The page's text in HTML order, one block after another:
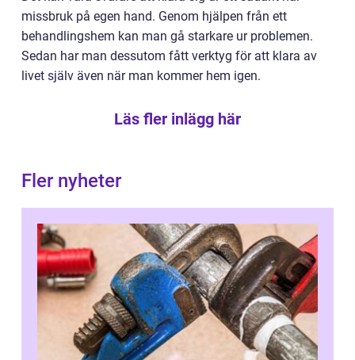
missbruk på egen hand. Genom hjälpen från ett
behandlingshem kan man gå starkare ur problemen.
Sedan har man dessutom fått verktyg för att klara av
livet själv även när man kommer hem igen.
Läs fler inlägg här
Fler nyheter